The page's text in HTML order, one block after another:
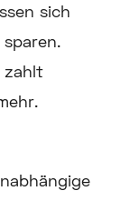
sich
zahlt